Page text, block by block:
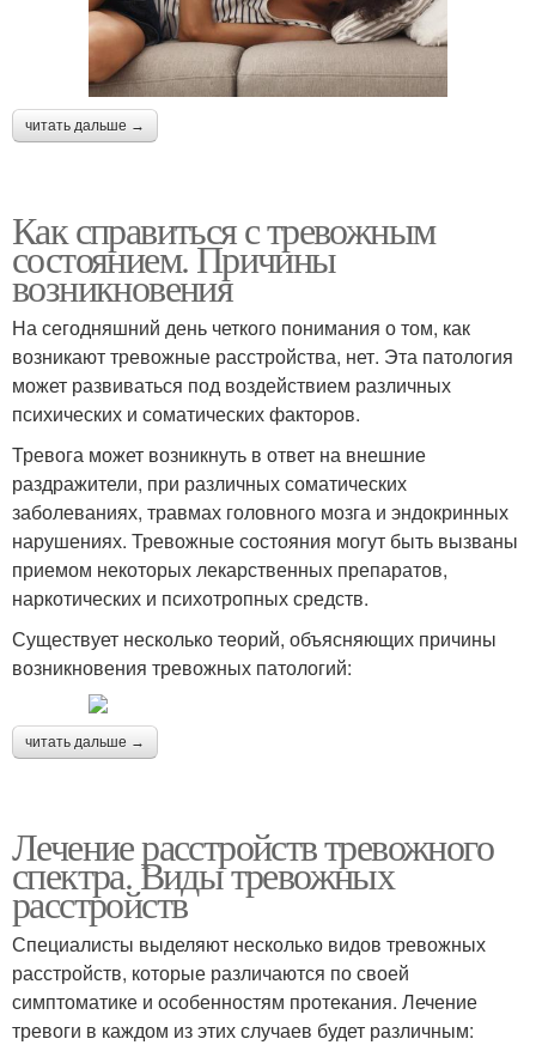
читать дальше →
Как справиться с тревожным
состоянием. Причины
возникновения
На сегодняшний день четкого понимания о том, как
возникают тревожные расстройства, нет. Эта патология
может развиваться под воздействием различных
психических и соматических факторов.
Тревога может возникнуть в ответ на внешние
раздражители, при различных соматических
заболеваниях, травмах головного мозга и эндокринных
нарушениях. Тревожные состояния могут быть вызваны
приемом некоторых лекарственных препаратов,
наркотических и психотропных средств.
Существует несколько теорий, объясняющих причины
возникновения тревожных патологий:
читать дальше →
Лечение расстройств тревожного
спектра. Виды тревожных
расстройств
Специалисты выделяют несколько видов тревожных
расстройств, которые различаются по своей
симптоматике и особенностям протекания. Лечение
тревоги в каждом из этих случаев будет различным: